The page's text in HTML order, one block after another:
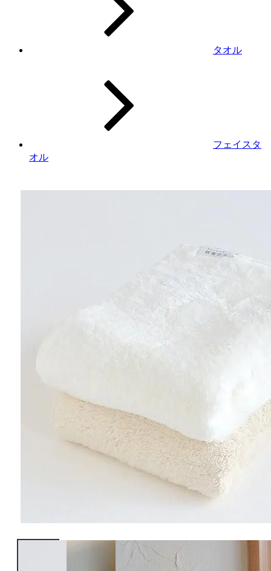
タオル
フェイスタ
オル